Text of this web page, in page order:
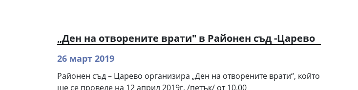
„Ден на отворените врати" в Районен съд -Царево
26 март 2019
Районен съд – Царево организира „Ден на отворените врати“, който
ще се проведе на 12 април 2019г. /петък/ от 10.00